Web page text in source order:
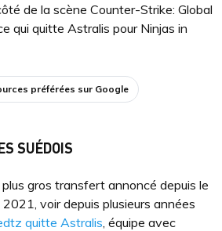
de la scène Counter-Strike: Global
qui quitte Astralis pour Ninjas in
préférées sur Google
SUÉDOIS
gros transfert annoncé depuis le
voir depuis plusieurs années
quitte Astralis, équipe avec